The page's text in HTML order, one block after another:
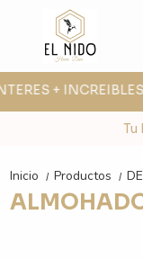
+
Tu
Inicio / Productos /